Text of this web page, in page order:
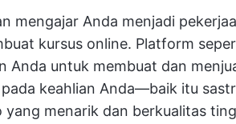
mengajar Anda menjadi
kursus online. Platform
Anda untuk membuat dan
pada keahlian Anda—baik itu
yang menarik dan berkualitas